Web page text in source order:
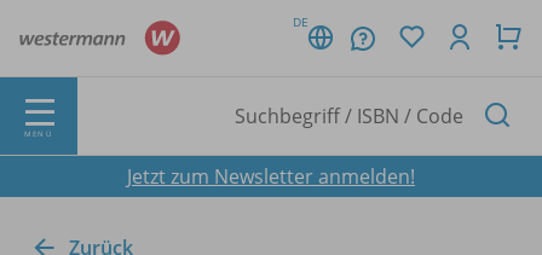
DE
MENÜ
Jetzt zum Newsletter anmelden!
Zurück